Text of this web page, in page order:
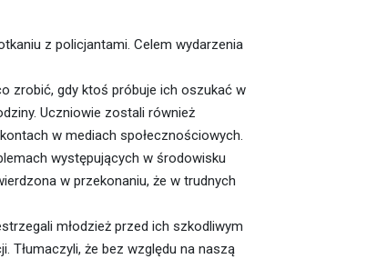
z policjantami. Celem wydarzenia
zrobić, gdy ktoś próbuje ich oszukać w
Uczniowie zostali również
w mediach społecznościowych.
występujących w środowisku
w przekonaniu, że w trudnych
młodzież przed ich szkodliwym
Tłumaczyli, że bez względu na naszą